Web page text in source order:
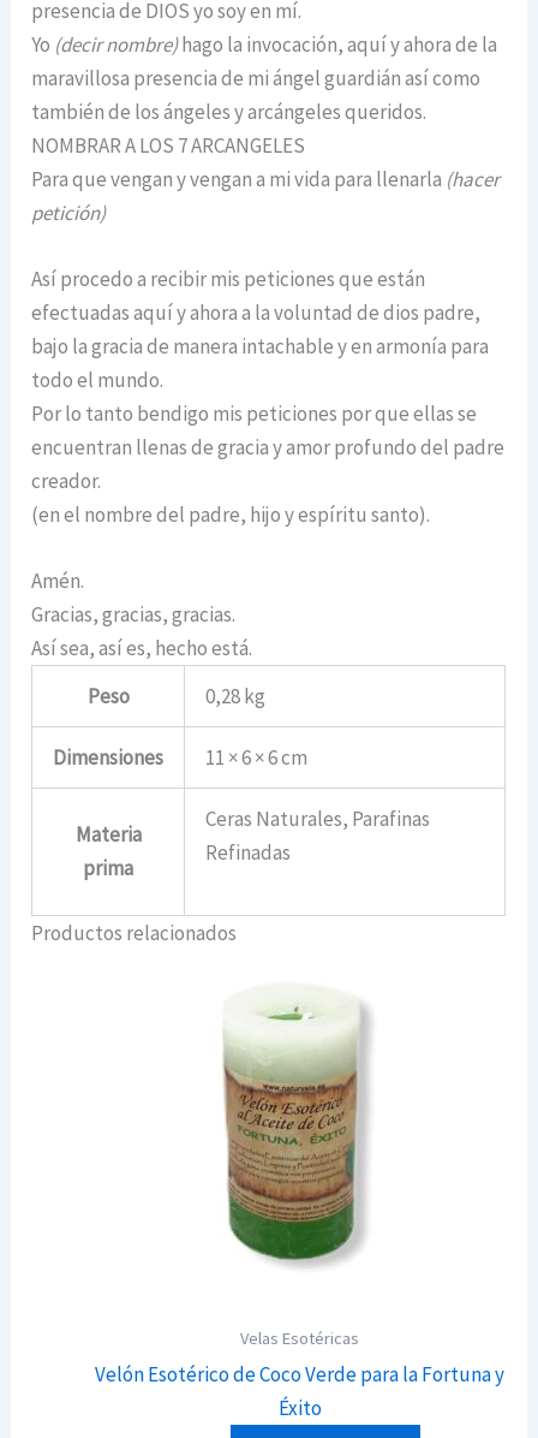
presencia de DIOS yo soy en mí.
Yo (decir nombre)hago la invocación, aquí y ahora de la
maravillosa presencia de mi ángel guardián así como
también de los ángeles y arcángeles queridos.
NOMBRAR A LOS 7 ARCANGELES
Para que vengan y vengan a mi vida para llenarla (hacer
petición)
Así procedo a recibir mis peticiones que están
efectuadas aquí y ahora a la voluntad de dios padre,
bajo la gracia de manera intachable y en armonía para
todo el mundo.
Por lo tanto bendigo mis peticiones por que ellas se
encuentran llenas de gracia y amor profundo del padre
creador.
(en el nombre del padre, hijo y espíritu santo).
Amén.
Gracias, gracias, gracias.
Así sea, así es, hecho está.
Peso
0,28 kg
Dimensiones 11 × 6 × 6 cm
Materia
prima
Ceras Naturales, Parafinas
Refinadas
Productos relacionados
Velas Esotéricas
Velón Esotérico de Coco Verde para la Fortuna y
Éxito